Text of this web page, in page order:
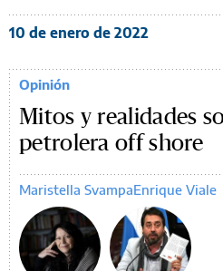
10 de enero de 2022
Opinión
Mitos y realidades
petrolera off shore
Maristella SvampaEnrique Viale